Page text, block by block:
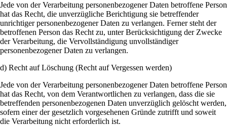
Jede von der Verarbeitung personenbezogener Daten betroffene Person
hat das Recht, die unverzügliche Berichtigung sie betreffender
unrichtiger personenbezogener Daten zu verlangen. Ferner steht der
betroffenen Person das Recht zu, unter Berücksichtigung der Zwecke
der Verarbeitung, die Vervollständigung unvollständiger
personenbezogener Daten zu verlangen.
d) Recht auf Löschung (Recht auf Vergessen werden)
Jede von der Verarbeitung personenbezogener Daten betroffene Person
hat das Recht, von dem Verantwortlichen zu verlangen, dass die sie
betreffenden personenbezogenen Daten unverzüglich gelöscht werden,
sofern einer der gesetzlich vorgesehenen Gründe zutrifft und soweit
die Verarbeitung nicht erforderlich ist.